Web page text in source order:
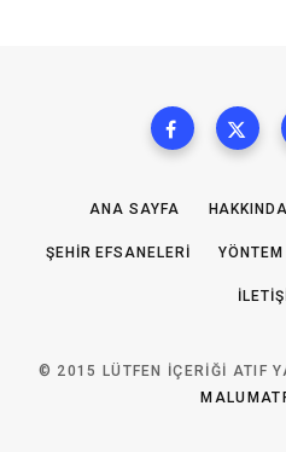
ANA SAYFA HAKKINDA
ŞEHIR EFSANELERI YÖNTEM
© 2015 LÜTFEN IÇERIĞI ATIF